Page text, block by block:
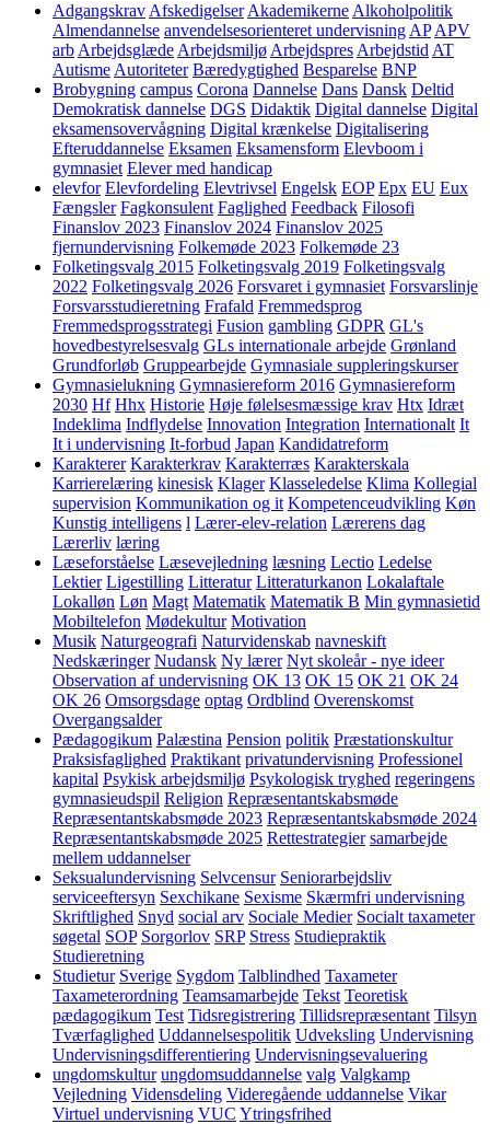
Adgangskrav Afskedigelser Akademikerne Alkoholpolitik
Almendannelse anvendelsesorienteret undervisning AP APV
arb Arbejdsglæde Arbejdsmiljø Arbejdspres Arbejdstid AT
Autisme Autoriteter Bæredygtighed Besparelse BNP
Brobygning campus Corona Dannelse Dans Dansk Deltid
Demokratisk dannelse DGS Didaktik Digital dannelse Digital
eksamensovervågning Digital krænkelse Digitalisering
Efteruddannelse Eksamen Eksamensform Elevboom i
gymnasiet Elever med handicap
elevfor Elevfordeling Elevtrivsel Engelsk EOP Epx EU Eux
Fængsler Fagkonsulent Faglighed Feedback Filosofi
Finanslov 2023 Finanslov 2024 Finanslov 2025
fjernundervisning Folkemøde 2023 Folkemøde 23
Folketingsvalg 2015 Folketingsvalg 2019 Folketingsvalg
2022 Folketingsvalg 2026 Forsvaret i gymnasiet Forsvarslinje
Forsvarsstudieretning Frafald Fremmedsprog
Fremmedsprogsstrategi Fusion gambling GDPR GL's
hovedbestyrelsesvalg GLs internationale arbejde Grønland
Grundforløb Gruppearbejde Gymnasiale suppleringskurser
Gymnasielukning Gymnasiereform 2016 Gymnasiereform
2030 Hf Hhx Historie Høje følelsesmæssige krav Htx Idræt
Indeklima Indflydelse Innovation Integration Internationalt It
It i undervisning It-forbud Japan Kandidatreform
Karakterer Karakterkrav Karakterræs Karakterskala
Karrierelæring kinesisk Klager Klasseledelse Klima Kollegial
supervision Kommunikation og it Kompetenceudvikling Køn
Kunstig intelligens l Lærer-elev-relation Lærerens dag
Lærerliv læring
Læseforståelse Læsevejledning læsning Lectio Ledelse
Lektier Ligestilling Litteratur Litteraturkanon Lokalaftale
Lokalløn Løn Magt Matematik Matematik B Min gymnasietid
Mobiltelefon Mødekultur Motivation
Musik Naturgeografi Naturvidenskab navneskift
Nedskæringer Nudansk Ny lærer Nyt skoleår - nye ideer
Observation af undervisning OK 13 OK 15 OK 21 OK 24
OK 26 Omsorgsdage optag Ordblind Overenskomst
Overgangsalder
Pædagogikum Palæstina Pension politik Præstationskultur
Praksisfaglighed Praktikant privatundervisning Professionel
kapital Psykisk arbejdsmiljø Psykologisk tryghed regeringens
gymnasieudspil Religion Repræsentantskabsmøde
Repræsentantskabsmøde 2023 Repræsentantskabsmøde 2024
Repræsentantskabsmøde 2025 Rettestrategier samarbejde
mellem uddannelser
Seksualundervisning Selvcensur Seniorarbejdsliv
serviceeftersyn Sexchikane Sexisme Skærmfri undervisning
Skriftlighed Snyd social arv Sociale Medier Socialt taxameter
søgetal SOP Sorgorlov SRP Stress Studiepraktik
Studieretning
Studietur Sverige Sygdom Talblindhed Taxameter
Taxameterordning Teamsamarbejde Tekst Teoretisk
pædagogikum Test Tidsregistrering Tillidsrepræsentant Tilsyn
Tværfaglighed Uddannelsespolitik Udveksling Undervisning
Undervisningsdifferentiering Undervisningsevaluering
ungdomskultur ungdomsuddannelse valg Valgkamp
Vejledning Vidensdeling Videregående uddannelse Vikar
Virtuel undervisning VUC Ytringsfrihed